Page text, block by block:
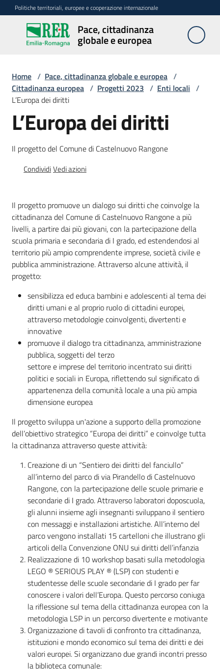
Vai al contenuto
Vai alla navigazione
Vai al footer
Politiche territoriali, europee e cooperazione internazionale
Pace, cittadinanza
globale e europea
Pace,
cittadinanza
europea
Attività
della
pace
europea
Menu selezionato
Educazione
alla
cittadinanza
globale
Politiche
territoriali,
europee e
cooperazione
internazionale
Argomenti
Novità
Servizi
Leggi Atti Bandi
Piani Programmi Progetti
Home / Pace, cittadinanza globale e europea /
Cittadinanza europea / Progetti 2023 / Enti locali /
L’Europa dei diritti
L’Europa dei diritti
Il progetto del Comune di Castelnuovo Rangone
CondividiVedi azioni
Il progetto promuove un dialogo sui diritti che coinvolge la
cittadinanza del Comune di Castelnuovo Rangone a più
livelli, a partire dai più giovani, con la partecipazione della
scuola primaria e secondaria di I grado, ed estendendosi al
territorio più ampio comprendente imprese, società civile e
pubblica amministrazione. Attraverso alcune attività, il
progetto:
sensibilizza ed educa bambini e adolescenti al tema dei
diritti umani e al proprio ruolo di cittadini europei,
attraverso metodologie coinvolgenti, divertenti e
innovative
promuove il dialogo tra cittadinanza, amministrazione
pubblica, soggetti del terzo
settore e imprese del territorio incentrato sui diritti
politici e sociali in Europa, riflettendo sul significato di
appartenenza della comunità locale a una più ampia
dimensione europea
Il progetto sviluppa un'azione a supporto della promozione
dell’obiettivo strategico “Europa dei diritti” e coinvolge tutta
la cittadinanza attraverso queste attività:
Creazione di un “Sentiero dei diritti del fanciullo”
all’interno del parco di via Pirandello di Castelnuovo
Rangone, con la partecipazione delle scuole primarie e
secondarie di I grado. Attraverso laboratori doposcuola,
gli alunni insieme agli insegnanti sviluppano il sentiero
con messaggi e installazioni artistiche. All’interno del
parco vengono installati 15 cartelloni che illustrano gli
articoli della Convenzione ONU sui diritti dell’infanzia
Realizzazione di 10 workshop basati sulla metodologia
LEGO ® SERIOUS PLAY ® (LSP) con studenti e
studentesse delle scuole secondarie di I grado per far
conoscere i valori dell’Europa. Questo percorso coniuga
la riflessione sul tema della cittadinanza europea con la
metodologia LSP in un percorso divertente e motivante
Organizzazione di tavoli di confronto tra cittadinanza,
istituzioni e mondo economico sul tema dei diritti e dei
valori europei. Si organizzano due grandi incontri presso
la biblioteca comunale: